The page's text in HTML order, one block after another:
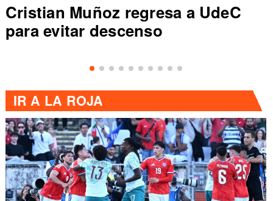
Dep Concepción vence a UC y
sale de zona de descenso en
IR A LA ROJA